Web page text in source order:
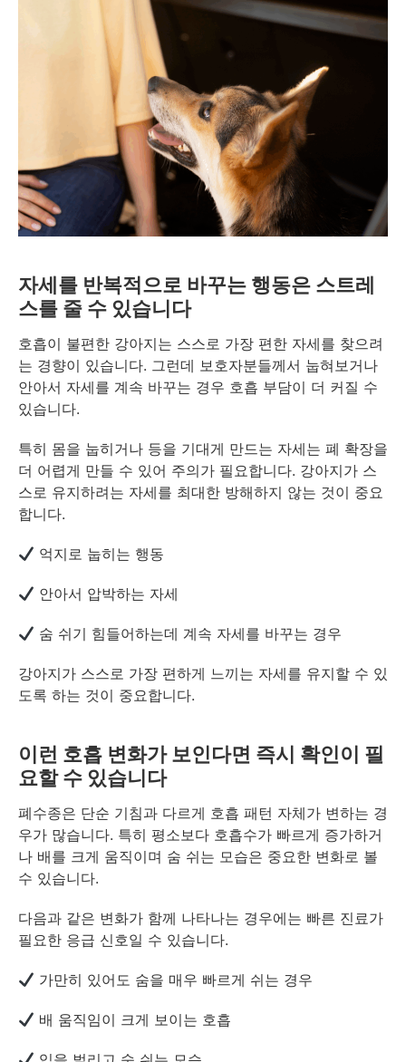
자세를 반복적으로 바꾸는 행동은 스트레
스를 줄 수 있습니다
호흡이 불편한 강아지는 스스로 가장 편한 자세를 찾으려
는 경향이 있습니다. 그런데 보호자분들께서 눕혀보거나
안아서 자세를 계속 바꾸는 경우 호흡 부담이 더 커질 수
있습니다.
특히 몸을 눕히거나 등을 기대게 만드는 자세는 폐 확장을
더 어렵게 만들 수 있어 주의가 필요합니다. 강아지가 스
스로 유지하려는 자세를 최대한 방해하지 않는 것이 중요
합니다.
억지로 눕히는 행동
안아서 압박하는 자세
숨 쉬기 힘들어하는데 계속 자세를 바꾸는 경우
강아지가 스스로 가장 편하게 느끼는 자세를 유지할 수 있
도록 하는 것이 중요합니다.
이런 호흡 변화가 보인다면 즉시 확인이 필
요할 수 있습니다
폐수종은 단순 기침과 다르게 호흡 패턴 자체가 변하는 경
우가 많습니다. 특히 평소보다 호흡수가 빠르게 증가하거
나 배를 크게 움직이며 숨 쉬는 모습은 중요한 변화로 볼
수 있습니다.
다음과 같은 변화가 함께 나타나는 경우에는 빠른 진료가
필요한 응급 신호일 수 있습니다.
가만히 있어도 숨을 매우 빠르게 쉬는 경우
배 움직임이 크게 보이는 호흡